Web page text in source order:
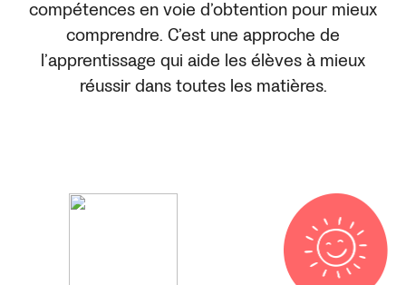
compétences en voie d’obtention pour mieux
comprendre. C’est une approche de
l’apprentissage qui aide les élèves à mieux
réussir dans toutes les matières.